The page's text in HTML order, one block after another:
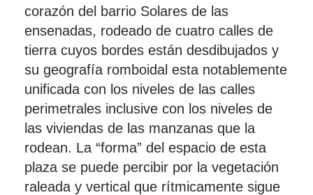
corazón del barrio Solares de las
ensenadas, rodeado de cuatro calles de
tierra cuyos bordes están desdibujados y
su geografía romboidal esta notablemente
unificada con los niveles de las calles
perimetrales inclusive con los niveles de
las viviendas de las manzanas que la
rodean. La “forma” del espacio de esta
plaza se puede percibir por la vegetación
raleada y vertical que rítmicamente sigue